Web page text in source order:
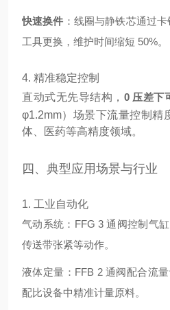
快速换件 ：线圈与静铁芯通过
工具更换，维护时间缩短 50%。
4. 精准稳定控制
直动式无先导结构， 0 压差下
φ1.2mm）场景下流量控制精
体、医药等高精度领域。
四、典型应用场景与行业
1. 工业自动化
气动系统：FFG 3 通阀控制气
传送带张紧等动作。
液体定量：FFB 2 通阀配合流
配比设备中精准计量原料。